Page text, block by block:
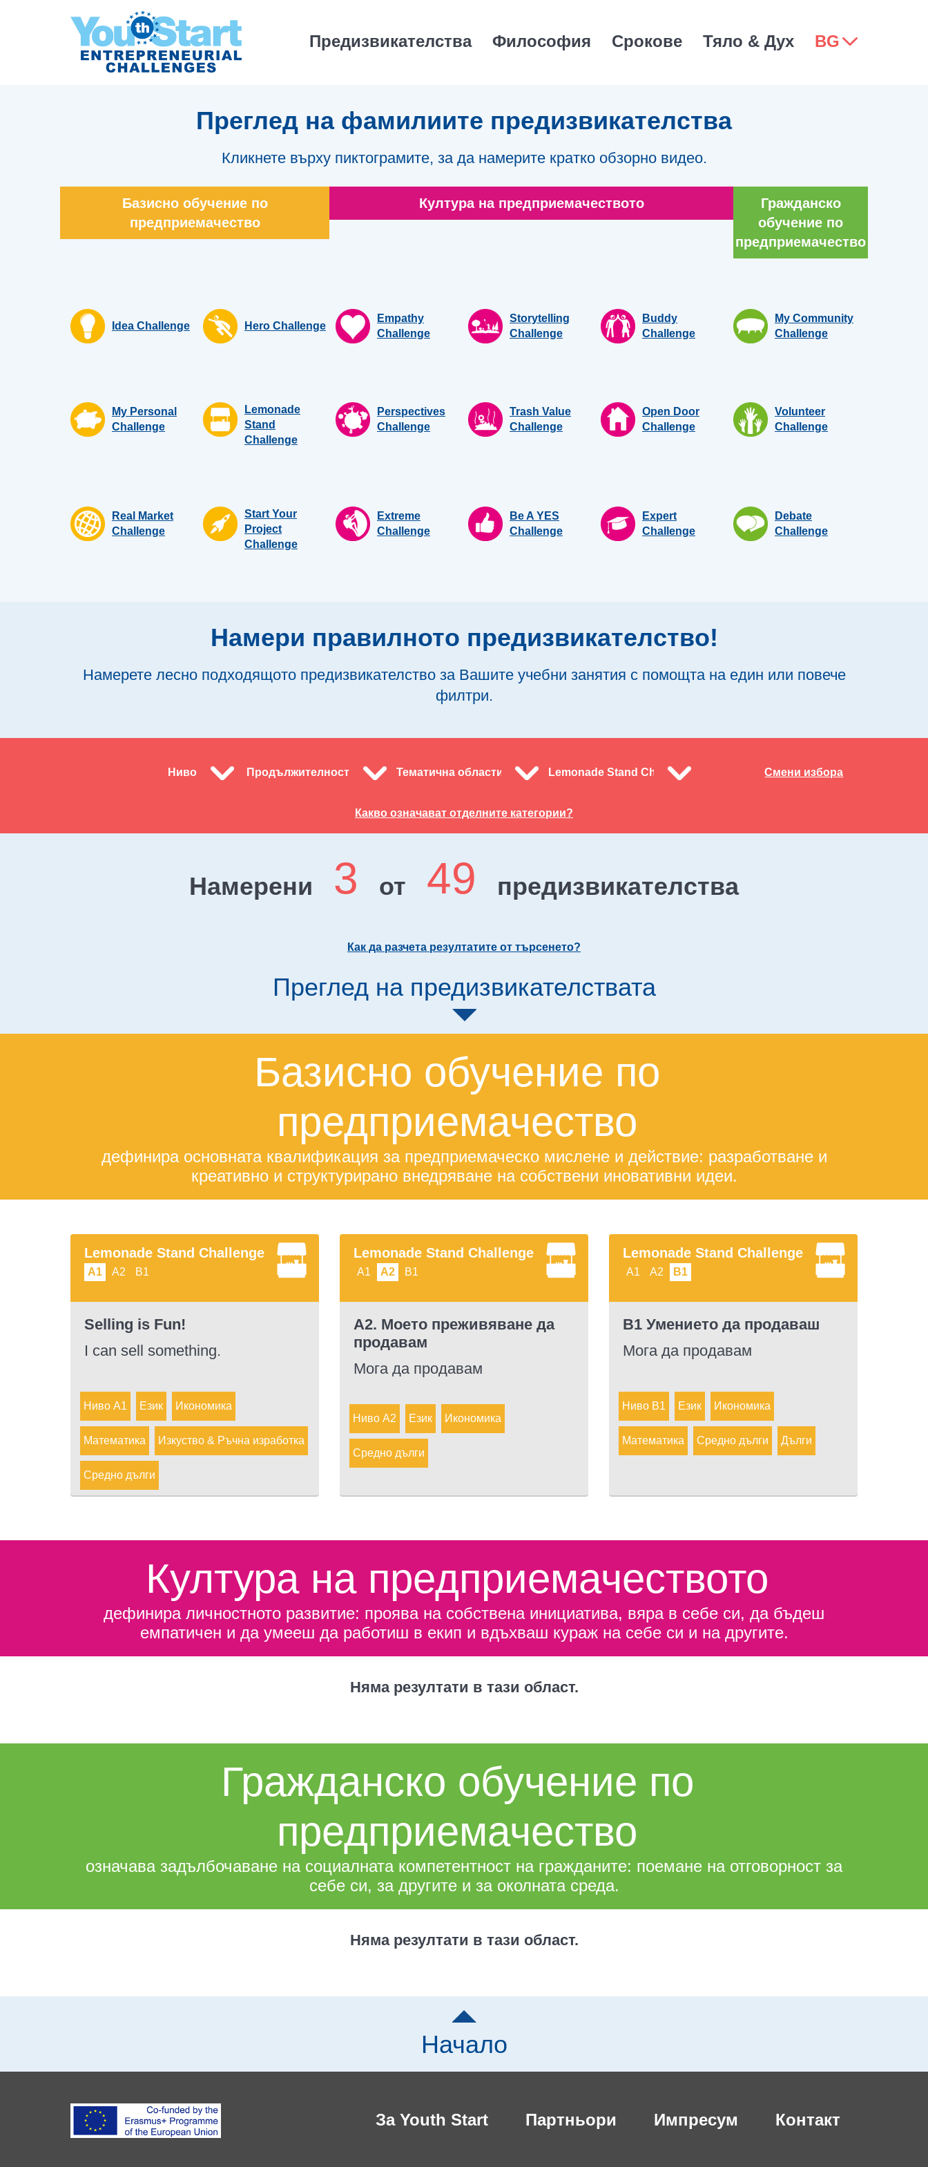
Предизвикателства Философия Срокове Тяло & Дух BG
Преглед на фамилиите предизвикателства
Кликнете върху пиктограмите, за да намерите кратко обзорно видео.
Базисно обучение по
предприемачество
Култура на предприемачеството
Гражданско
обучение по
предприемачество
Idea Challenge Hero Challenge
Empathy
Challenge
Storytelling
Challenge
Buddy
Challenge
My Community
Challenge
My Personal
Challenge
Lemonade
Stand
Challenge
Perspectives
Challenge
Trash Value
Challenge
Open Door
Challenge
Volunteer
Challenge
Real Market
Challenge
Start Your
Project
Challenge
Extreme
Challenge
Be A YES
Challenge
Expert
Challenge
Debate
Challenge
Намери правилното предизвикателство!
Намерете лесно подходящото предизвикателство за Вашите учебни занятия с помощта на един или повече
филтри.
Ниво Продължителност Тематична области Lemonade Stand Challenge Смени избора
Какво означават отделните категории?
Намерени 3 от 49 предизвикателства
Как да разчета резултатите от търсенето?
Преглед на предизвикателствата
Базисно обучение по
предприемачество
дефинира основната квалификация за предприемаческо мислене и действие: разработване и
креативно и структурирано внедряване на собствени иновативни идеи.
Lemonade Stand Challenge
A1 A2 B1
Selling is Fun!
I can sell something.
Ниво A1 Език Икономика
Математика Изкуство & Ръчна изработка
Средно дълги
Lemonade Stand Challenge
A1 A2 B1
А2. Моето преживяване да
продавам
Мога да продавам
Ниво A2 Език Икономика
Средно дълги
Lemonade Stand Challenge
A1 A2 B1
B1 Умението да продаваш
Мога да продавам
Ниво B1 Език Икономика
Математика Средно дълги Дълги
Култура на предприемачеството
дефинира личностното развитие: проява на собствена инициатива, вяра в себе си, да бъдеш
емпатичен и да умееш да работиш в екип и вдъхваш кураж на себе си и на другите.
Няма резултати в тази област.
Гражданско обучение по
предприемачество
означава задълбочаване на социалната компетентност на гражданите: поемане на отговорност за
себе си, за другите и за околната среда.
Няма резултати в тази област.
Начало
За Youth Start Партньори Импресум Контакт